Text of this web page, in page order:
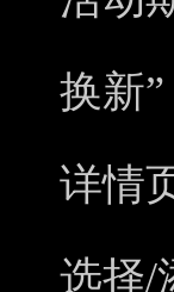
换新
详情
选择/